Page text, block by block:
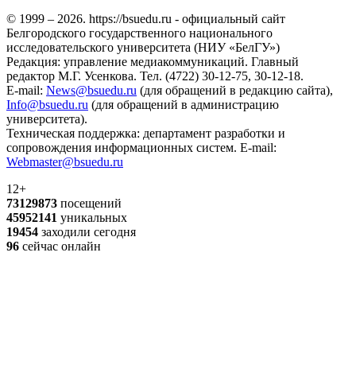
© 1999 – 2026. https://bsuedu.ru - официальный сайт
Белгородского государственного национального
исследовательского университета (НИУ «БелГУ»)
Редакция: управление медиакоммуникаций. Главный
редактор М.Г. Усенкова. Тел. (4722) 30-12-75, 30-12-18.
E-mail: News@bsuedu.ru (для обращений в редакцию сайта),
Info@bsuedu.ru (для обращений в администрацию
университета).
Техническая поддержка: департамент разработки и
сопровождения информационных систем. E-mail:
Webmaster@bsuedu.ru
12+
73129873 посещений
45952141 уникальных
19454 заходили сегодня
96 сейчас онлайн